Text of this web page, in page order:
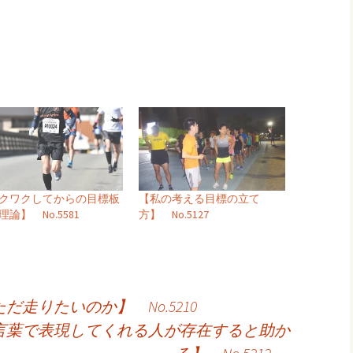
クワクしてからの目標板
論】 No.5581
【私の考える目標の立て
方】 No.5127
だ走りたいのか】 No.5210
葉で表現してくれる人が存在すると助か